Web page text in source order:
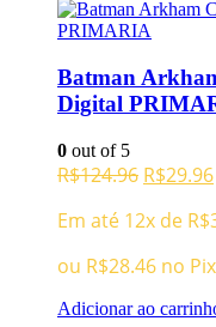
Batman
Digital
0 out of 5
R$124.96 O
original
era:
R$124.96.
R$29.96O
Em até 12x de R$
ou R$28.46 no Pix
Adicionar ao